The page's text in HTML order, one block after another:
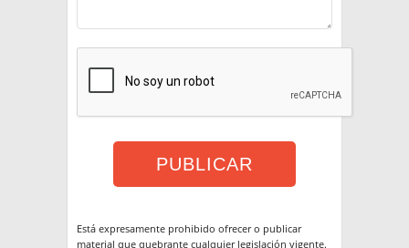
Está expresamente prohibido ofrecer o publicar
material que quebrante cualquier legislación vigente.